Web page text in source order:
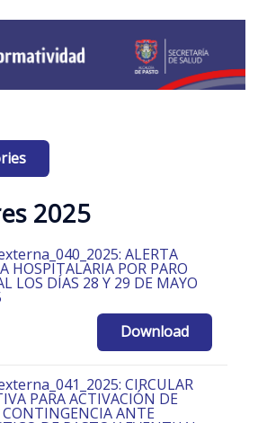
2025
ALERTA
HOSPITALARIA POR PARO
LOS DÍAS 28 Y 29 DE MAYO
Download
CIRCULAR
PARA ACTIVACIÓN DE
ANTE